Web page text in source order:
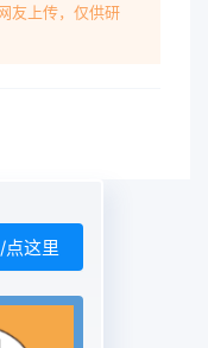
友上传，仅供研
这里